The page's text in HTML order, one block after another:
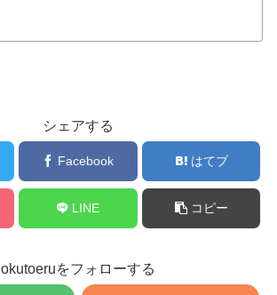
シェアする
Facebook はてブ
LINE コピー
okutoeruをフォローする